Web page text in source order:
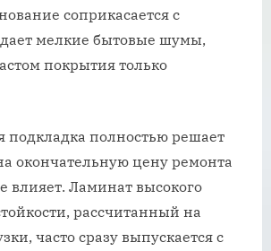
соприкасается с
мелкие бытовые шумы,
покрытия только
подкладка полностью решает
окончательную цену ремонта
влияет. Ламинат высокого
рассчитанный на
часто сразу выпускается с